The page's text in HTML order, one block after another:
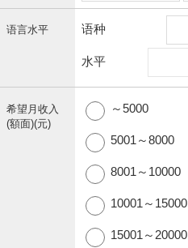
语言水平 语种
水平
希望月收入
(額面)(元)
～5000
5001～8000
8001～10000
10001～15000
15001～20000